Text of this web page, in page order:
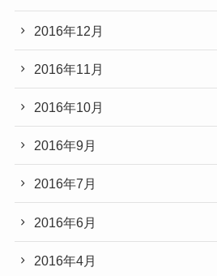
2016年12月
2016年11月
2016年10月
2016年9月
2016年7月
2016年6月
2016年4月